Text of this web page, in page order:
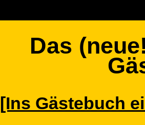
Das
[Ins Gästebuch